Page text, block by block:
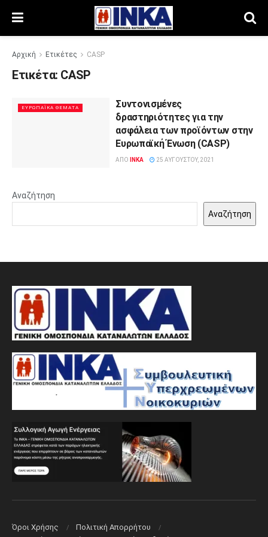
Αρχική Ετικέτες CASP
Ετικέτα: CASP
ΕΥΡΩΠΑΪΚΆ ΘΈΜΑΤΑ
Συντονισμένες
δραστηριότητες για την
ασφάλεια των προϊόντων στην
Ευρωπαϊκή Ένωση (CASP)
ΑΠΌ INKA 25 ΑΥΓΟΎΣΤΟΥ, 2021
Αναζήτηση
Αναζήτηση
Όροι Χρήσης
Πολιτική Aπορρήτου